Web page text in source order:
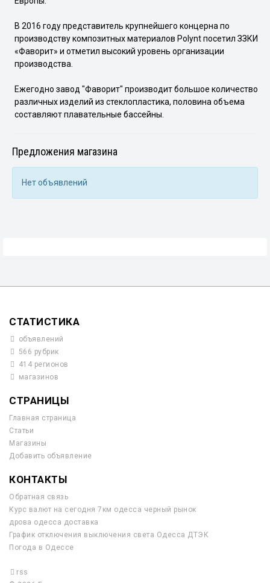
В 2016 году представитель крупнейшего концерна по
производству композитных материалов Polynt посетил ЗЗКИ
«Фаворит» и отметил высокий уровень организации
производства.
Ежегодно завод "Фаворит" производит большое количество
различных изделий из стеклопластика, половина объема
составляют плавательные бассейны.
Предложения магазина
Нет объявлений
СТАТИСТИКА
объявлений
566 рубрик
414 регионов
магазинов
СТРАНИЦЫ
Главная страница
Статьи
Магазины
Добавить объявление
КОНТАКТЫ
Обратная связь
Курс валют на сегодня 7км одесса черный рынок
дрова одесса доставка
График отключения выключения света Одесса ДТЭК
Погода в Одессе
rss